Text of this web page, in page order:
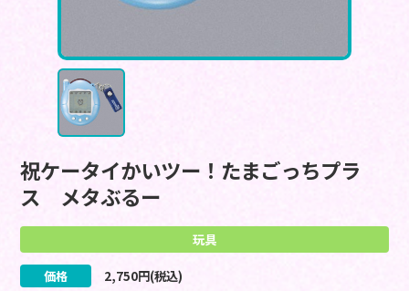
祝ケータイかいツー！たまごっちプラ
ス メタぶるー
玩具
価格 2,750円(税込)